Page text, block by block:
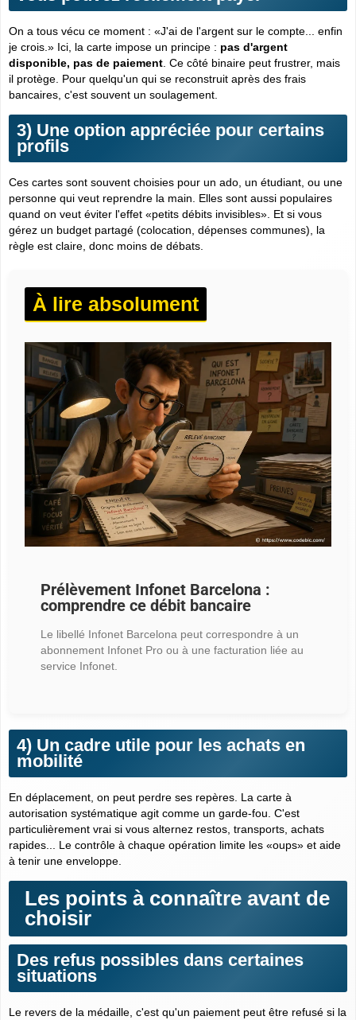
On a tous vécu ce moment : «J'ai de l'argent sur le compte... enfin
je crois.» Ici, la carte impose un principe : pas d'argent
disponible, pas de paiement . Ce côté binaire peut frustrer, mais
il protège. Pour quelqu'un qui se reconstruit après des frais
bancaires, c'est souvent un soulagement.
3) Une option appréciée pour certains
profils
Ces cartes sont souvent choisies pour un ado, un étudiant, ou une
personne qui veut reprendre la main. Elles sont aussi populaires
quand on veut éviter l'effet «petits débits invisibles». Et si vous
gérez un budget partagé (colocation, dépenses communes), la
règle est claire, donc moins de débats.
À lire absolument
Prélèvement Infonet Barcelona :
comprendre ce débit bancaire
Le libellé Infonet Barcelona peut correspondre à un
abonnement Infonet Pro ou à une facturation liée au
service Infonet.
4) Un cadre utile pour les achats en
mobilité
En déplacement, on peut perdre ses repères. La carte à
autorisation systématique agit comme un garde-fou. C'est
particulièrement vrai si vous alternez restos, transports, achats
rapides... Le contrôle à chaque opération limite les «oups» et aide
à tenir une enveloppe.
Les points à connaître avant de
choisir
Des refus possibles dans certaines
situations
Le revers de la médaille, c'est qu'un paiement peut être refusé si la